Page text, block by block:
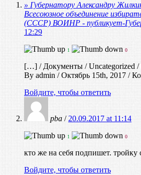
» Губернатору Александру
Всесоюзное объединение
(СССР) ВОИНР - публикует-
12:29
1 0
[…] / Документы / Uncategorized /
By admin / Октябрь 15th, 2017 /
Войдите, чтобы ответить
pba /20.09.2017 at 11:14
1 0
кто же на себя подпишет. тройку
Войдите, чтобы ответить